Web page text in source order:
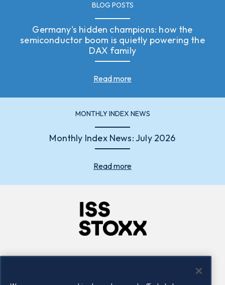
BLOG POSTS
Germany's hidden champions: how the
semiconductor boom is quietly powering the
DAX family
Read more
MONTHLY INDEX NEWS
Monthly Index News: July 2026
Read more